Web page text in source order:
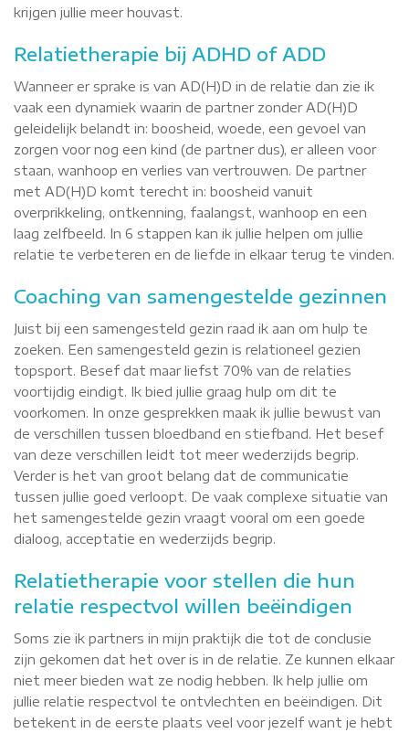
krijgen jullie meer houvast.
Relatietherapie bij ADHD of ADD
Wanneer er sprake is van AD(H)D in de relatie dan zie ik
vaak een dynamiek waarin de partner zonder AD(H)D
geleidelijk belandt in: boosheid, woede, een gevoel van
zorgen voor nog een kind (de partner dus), er alleen voor
staan, wanhoop en verlies van vertrouwen. De partner
met AD(H)D komt terecht in: boosheid vanuit
overprikkeling, ontkenning, faalangst, wanhoop en een
laag zelfbeeld. In 6 stappen kan ik jullie helpen om jullie
relatie te verbeteren en de liefde in elkaar terug te vinden.
Coaching van samengestelde gezinnen
Juist bij een samengesteld gezin raad ik aan om hulp te
zoeken. Een samengesteld gezin is relationeel gezien
topsport. Besef dat maar liefst 70% van de relaties
voortijdig eindigt. Ik bied jullie graag hulp om dit te
voorkomen. In onze gesprekken maak ik jullie bewust van
de verschillen tussen bloedband en stiefband. Het besef
van deze verschillen leidt tot meer wederzijds begrip.
Verder is het van groot belang dat de communicatie
tussen jullie goed verloopt. De vaak complexe situatie van
het samengestelde gezin vraagt vooral om een goede
dialoog, acceptatie en wederzijds begrip.
Relatietherapie voor stellen die hun
relatie respectvol willen beëindigen
Soms zie ik partners in mijn praktijk die tot de conclusie
zijn gekomen dat het over is in de relatie. Ze kunnen elkaar
niet meer bieden wat ze nodig hebben. Ik help jullie om
jullie relatie respectvol te ontvlechten en beëindigen. Dit
betekent in de eerste plaats veel voor jezelf want je hebt